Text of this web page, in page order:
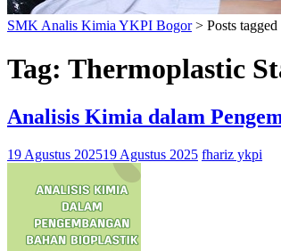
SMK Analis Kimia YKPI Bogor> Posts tagged
Tag: Thermoplastic
Analisis Kimia dalam
19 Agustus 202519 Agustus 2025 fhariz ykpi